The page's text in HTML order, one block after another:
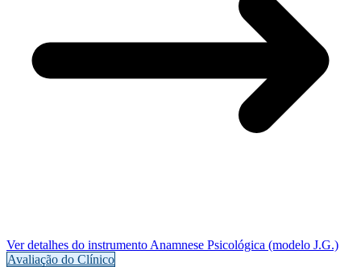
Ver detalhes do instrumento Anamnese Psicológica (modelo J.G.)
Avaliação do Clínico